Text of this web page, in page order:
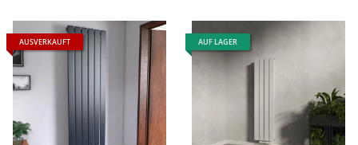
AUSVERKAUFT AUF LAGER